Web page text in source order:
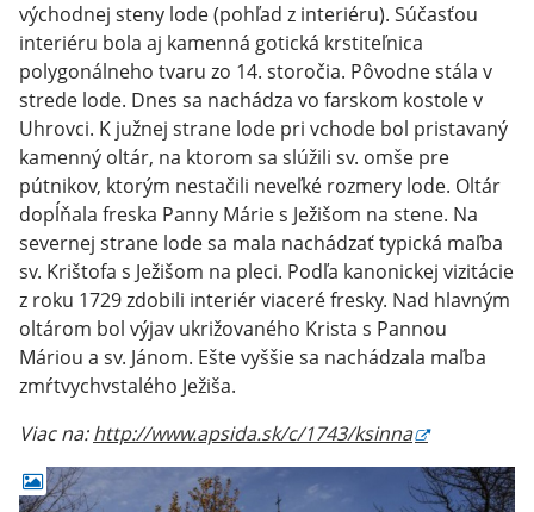
východnej steny lode (pohľad z interiéru). Súčasťou
interiéru bola aj kamenná gotická krstiteľnica
polygonálneho tvaru zo 14. storočia. Pôvodne stála v
strede lode. Dnes sa nachádza vo farskom kostole v
Uhrovci. K južnej strane lode pri vchode bol pristavaný
kamenný oltár, na ktorom sa slúžili sv. omše pre
pútnikov, ktorým nestačili neveľké rozmery lode. Oltár
dopĺňala freska Panny Márie s Ježišom na stene. Na
severnej strane lode sa mala nachádzať typická maľba
sv. Krištofa s Ježišom na pleci. Podľa kanonickej vizitácie
z roku 1729 zdobili interiér viaceré fresky. Nad hlavným
oltárom bol výjav ukrižovaného Krista s Pannou
Máriou a sv. Jánom. Ešte vyššie sa nachádzala maľba
zmŕtvychvstalého Ježiša.
Viac na:http://www.apsida.sk/c/1743/ksinna